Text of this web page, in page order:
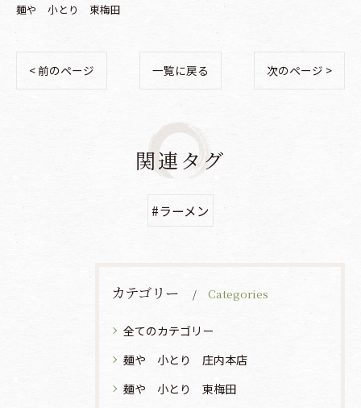
麺や 小とり 東梅田
< 前のページ 一覧に戻る 次のページ >
関連タグ
#ラーメン
カテゴリー Categories
全てのカテゴリー
麺や 小とり 庄内本店
麺や 小とり 東梅田